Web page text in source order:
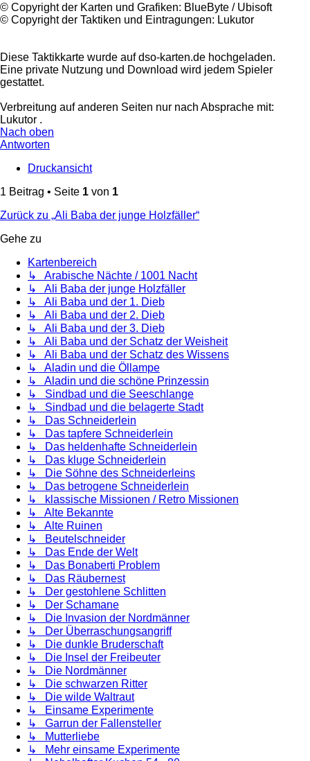
©️ Copyright der Karten und Grafiken: BlueByte / Ubisoft
©️ Copyright der Taktiken und Eintragungen: Lukutor
Diese Taktikkarte wurde auf dso-karten.de hochgeladen.
Eine private Nutzung und Download wird jedem Spieler
gestattet.
Verbreitung auf anderen Seiten nur nach Absprache mit:
Lukutor .
Nach oben
Antworten
Druckansicht
1 Beitrag • Seite 1 von 1
Zurück zu „Ali Baba der junge Holzfäller“
Gehe zu
Kartenbereich
↳ Arabische Nächte / 1001 Nacht
↳ Ali Baba der junge Holzfäller
↳ Ali Baba und der 1. Dieb
↳ Ali Baba und der 2. Dieb
↳ Ali Baba und der 3. Dieb
↳ Ali Baba und der Schatz der Weisheit
↳ Ali Baba und der Schatz des Wissens
↳ Aladin und die Öllampe
↳ Aladin und die schöne Prinzessin
↳ Sindbad und die Seeschlange
↳ Sindbad und die belagerte Stadt
↳ Das Schneiderlein
↳ Das tapfere Schneiderlein
↳ Das heldenhafte Schneiderlein
↳ Das kluge Schneiderlein
↳ Die Söhne des Schneiderleins
↳ Das betrogene Schneiderlein
↳ klassische Missionen / Retro Missionen
↳ Alte Bekannte
↳ Alte Ruinen
↳ Beutelschneider
↳ Das Ende der Welt
↳ Das Bonaberti Problem
↳ Das Räubernest
↳ Der gestohlene Schlitten
↳ Der Schamane
↳ Die Invasion der Nordmänner
↳ Der Überraschungsangriff
↳ Die dunkle Bruderschaft
↳ Die Insel der Freibeuter
↳ Die Nordmänner
↳ Die schwarzen Ritter
↳ Die wilde Waltraut
↳ Einsame Experimente
↳ Garrun der Fallensteller
↳ Mutterliebe
↳ Mehr einsame Experimente